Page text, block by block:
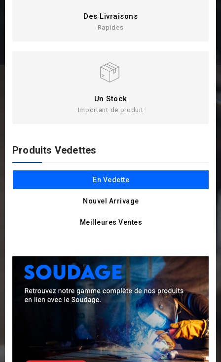
Des Livraisons
Rapides
Un Stock
Important de produit
Produits Vedettes
En Vedette
Nouvel Arrivage
Meilleures Ventes